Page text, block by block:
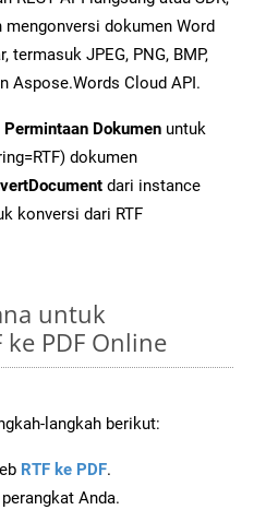
mengonversi dokumen Word
termasuk JPEG, PNG, BMP,
Aspose.Words Cloud API.
Dokumen untuk
dokumen
dari instance
konversi dari RTF
untuk
ke PDF Online
langkah berikut:
RTF ke PDF.
Anda.